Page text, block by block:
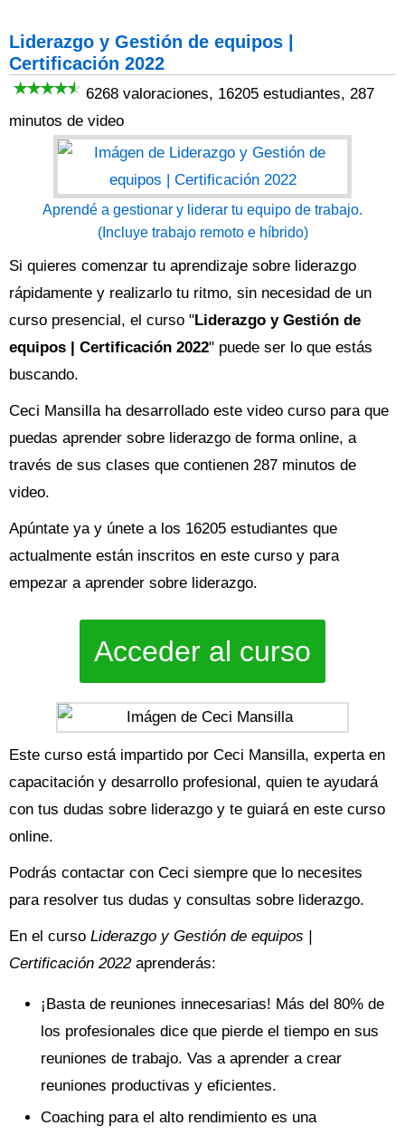
Liderazgo y Gestión de equipos |
Certificación 2022
6268 valoraciones, 16205 estudiantes, 287
minutos de video
Aprendé a gestionar y liderar tu equipo de trabajo.
(Incluye trabajo remoto e híbrido)
Si quieres comenzar tu aprendizaje sobre liderazgo
rápidamente y realizarlo tu ritmo, sin necesidad de un
curso presencial, el curso "Liderazgo y Gestión de
equipos | Certificación 2022" puede ser lo que estás
buscando.
Ceci Mansilla ha desarrollado este video curso para que
puedas aprender sobre liderazgo de forma online, a
través de sus clases que contienen 287 minutos de
video.
Apúntate ya y únete a los 16205 estudiantes que
actualmente están inscritos en este curso y para
empezar a aprender sobre liderazgo.
Acceder al curso
Este curso está impartido por Ceci Mansilla, experta en
capacitación y desarrollo profesional, quien te ayudará
con tus dudas sobre liderazgo y te guiará en este curso
online.
Podrás contactar con Ceci siempre que lo necesites
para resolver tus dudas y consultas sobre liderazgo.
En el curso Liderazgo y Gestión de equipos |
Certificación 2022aprenderás:
¡Basta de reuniones innecesarias! Más del 80% de
los profesionales dice que pierde el tiempo en sus
reuniones de trabajo. Vas a aprender a crear
reuniones productivas y eficientes.
Coaching para el alto rendimiento es una